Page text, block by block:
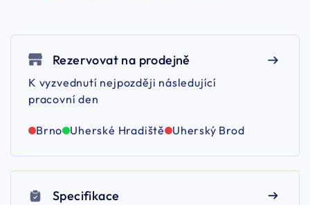
Rezervovat na prodejně
K vyzvednutí nejpozději následující
pracovní den
Brno Uherské Hradiště Uherský Brod
Specifikace